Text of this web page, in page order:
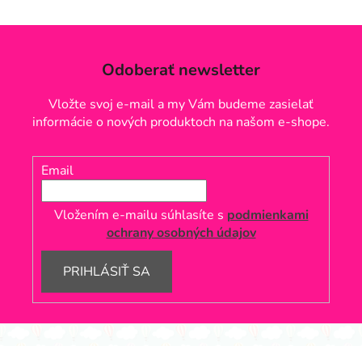
Odoberať newsletter
Vložte svoj e-mail a my Vám budeme zasielať
informácie o nových produktoch na našom e-shope.
Email
Vložením e-mailu súhlasíte s podmienkami
ochrany osobných údajov
PRIHLÁSIŤ SA
Z